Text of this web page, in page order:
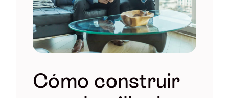
Cómo construir